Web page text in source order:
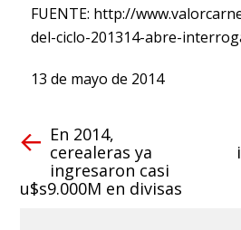
FUENTE: http://
del-ciclo-201314-abre-
13 de mayo de 2014
En 2014,
cerealeras ya
ingresaron casi
u$s9.000M en divisas